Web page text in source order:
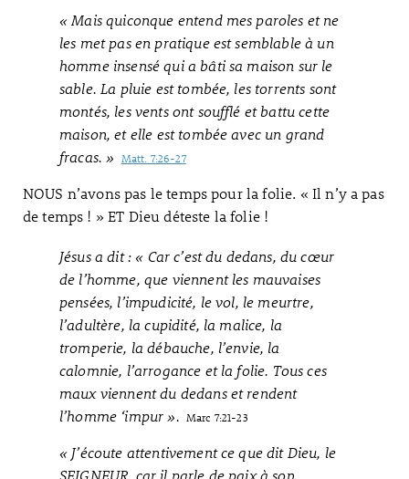
« Mais quiconque entend mes paroles et ne
les met pas en pratique est semblable à un
homme insensé qui a bâti sa maison sur le
sable. La pluie est tombée, les torrents sont
montés, les vents ont soufflé et battu cette
maison, et elle est tombée avec un grand
fracas. »
Matt. 7:26-27
NOUS n’avons pas le temps pour la folie. « Il n’y a pas
de temps ! » ET Dieu déteste la folie !
Jésus a dit : « Car c’est du dedans, du cœur
de l’homme, que viennent les mauvaises
pensées, l’impudicité, le vol, le meurtre,
l’adultère, la cupidité, la malice, la
tromperie, la débauche, l’envie, la
calomnie, l’arrogance et la folie. Tous ces
maux viennent du dedans et rendent
l’homme ‘impur ». Marc 7:21-23
« J’écoute attentivement ce que dit Dieu, le
SEIGNEUR, car il parle de paix à son